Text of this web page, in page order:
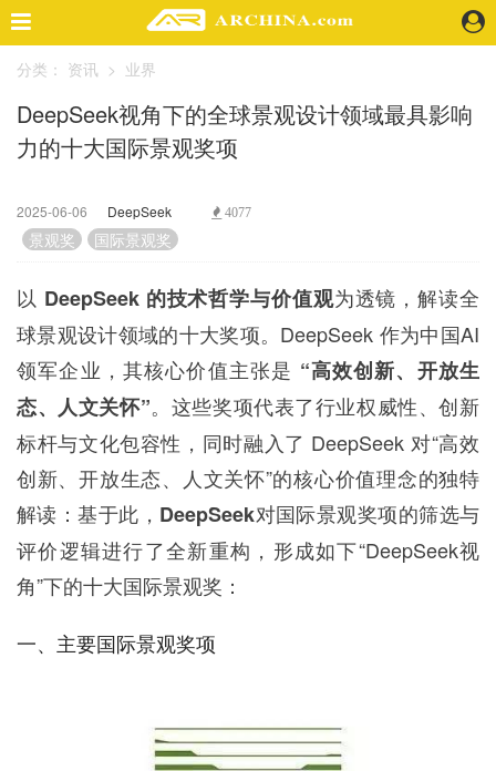
精选案例
建 筑
景 观
视 频
业 界
机 构
人 物
地 产
快速搜索
企业招聘
企业会员
关于投稿
广告投放
分类： 资讯 > 业界
DeepSeek视角下的全球景观设计领域最具影响
力的十大国际景观奖项
2025-06-06 DeepSeek 4077
景观奖 国际景观奖
以 DeepSeek 的技术哲学与价值观为透镜，解读全
球景观设计领域的十大奖项。DeepSeek 作为中国AI
领军企业，其核心价值主张是 “高效创新、开放生
态、人文关怀”。这些奖项代表了行业权威性、创新
标杆与文化包容性，同时融入了 DeepSeek 对“高效
创新、开放生态、人文关怀”的核心价值理念的独特
解读：基于此， DeepSeek对国际景观奖项的筛选与
评价逻辑进行了全新重构，形成如下“DeepSeek视
角”下的十大国际景观奖：
一、主要国际景观奖项